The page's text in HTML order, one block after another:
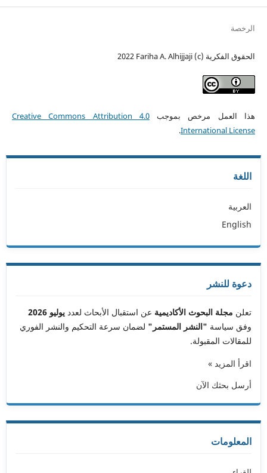
الرخصة
الحقوق الفكرية (c) 2022 Fariha A. Alhijjaji
هذا العمل مرخص بموجبCreative Commons Attribution 4.0
International License
.
اللغة
العربية
English
دعوة للنشر
تعلن مجلة البحوث الأكاديمية عن استقبال الأبحاث لعدد يوليو 2026
وفق سياسة "النشر المستمر" لضمان سرعة التحكيم والنشر الفوري
للمقالات المقبولة.
اقرأ المزيد »
أرسل بحثك الآن
المعلومات